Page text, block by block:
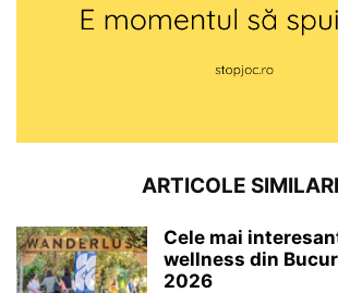
ARTICOLE
Cele mai
wellness din
2026